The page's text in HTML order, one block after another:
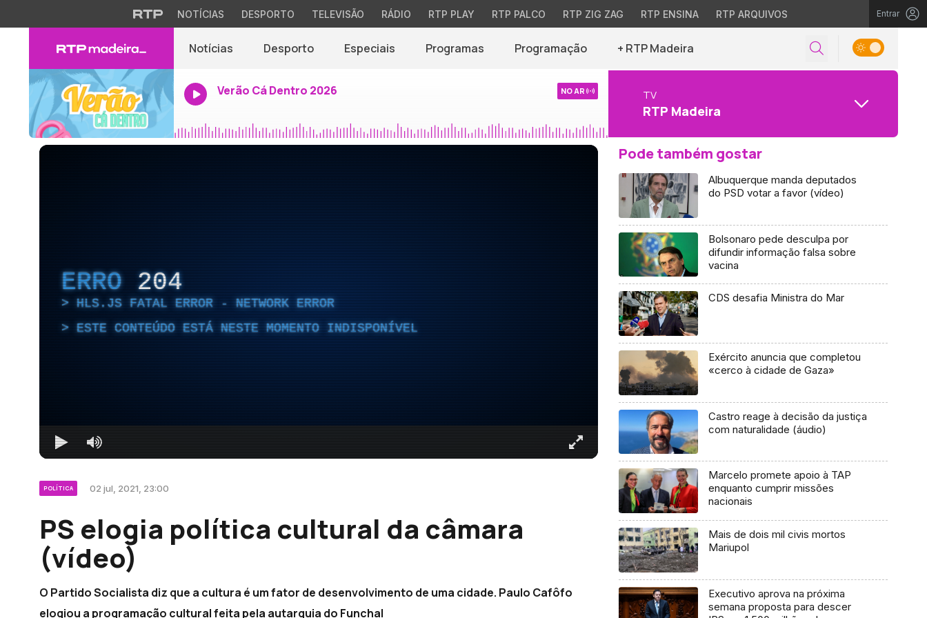
NOTÍCIAS DESPORTO TELEVISÃO RÁDIO RTP PLAY RTP PALCO RTP ZIG ZAG RTP ENSINA RTP ARQUIVOS Entrar
Notícias Desporto Especiais Programas Programação + RTP Madeira
Verão Cá Dentro 2026 NO AR TV
RTP Madeira
ERRO 204
HLS.JS FATAL ERROR - NETWORK ERROR
ESTE CONTEÚDO ESTÁ NESTE MOMENTO INDISPONÍVEL
POLÍTICA 02 jul, 2021, 23:00
PS elogia política cultural da câmara
(vídeo)
O Partido Socialista diz que a cultura é um fator de desenvolvimento de uma cidade. Paulo Cafôfo
elogiou a programação cultural feita pela autarquia do Funchal
Pode também gostar
Albuquerque manda deputados
do PSD votar a favor (vídeo)
Bolsonaro pede desculpa por
difundir informação falsa sobre
vacina
CDS desafia Ministra do Mar
Exército anuncia que completou
«cerco à cidade de Gaza»
Castro reage à decisão da justiça
com naturalidade (áudio)
Marcelo promete apoio à TAP
enquanto cumprir missões
nacionais
Mais de dois mil civis mortos
Mariupol
Executivo aprova na próxima
semana proposta para descer